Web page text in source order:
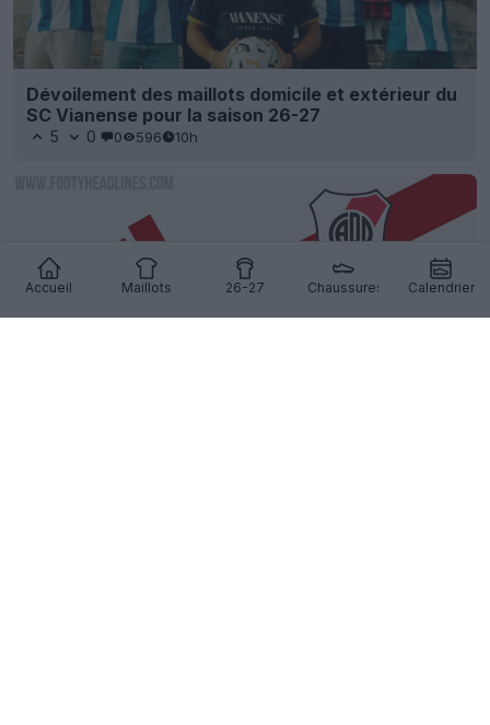
Accueil Maillots 26-27 Chaussures Calendrier
Dévoilement des maillots domicile et extérieur du
SC Vianense pour la saison 26-27
5 0 0 596 10h